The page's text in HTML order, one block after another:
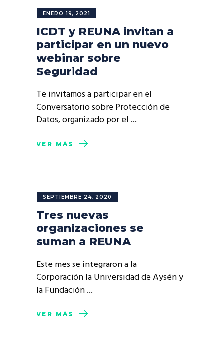
ENERO 19, 2021
ICDT y REUNA invitan a
participar en un nuevo
webinar sobre
Seguridad
Te invitamos a participar en el
Conversatorio sobre Protección de
Datos, organizado por el
VER MÁS
SEPTIEMBRE 24, 2020
Tres nuevas
organizaciones se
suman a REUNA
Este mes se integraron a la
Corporación la Universidad de Aysén y
la Fundación
VER MÁS